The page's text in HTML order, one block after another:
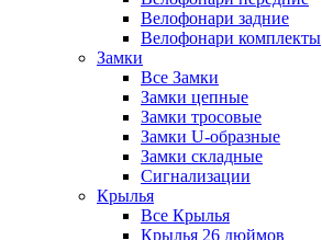
Велофонари задние
Велофонари комплекты
Замки
Все Замки
Замки цепные
Замки тросовые
Замки U-образные
Замки складные
Сигнализации
Крылья
Все Крылья
Крылья 26 дюймов